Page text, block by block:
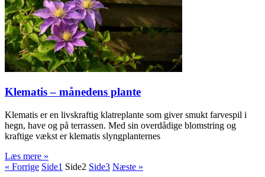
Klematis – månedens plante
Klematis er en livskraftig klatreplante som giver smukt farvespil i
hegn, have og på terrassen. Med sin overdådige blomstring og
kraftige vækst er klematis slyngplanternes
Læs mere »
« Forrige Side1 Side2 Side3 Næste »